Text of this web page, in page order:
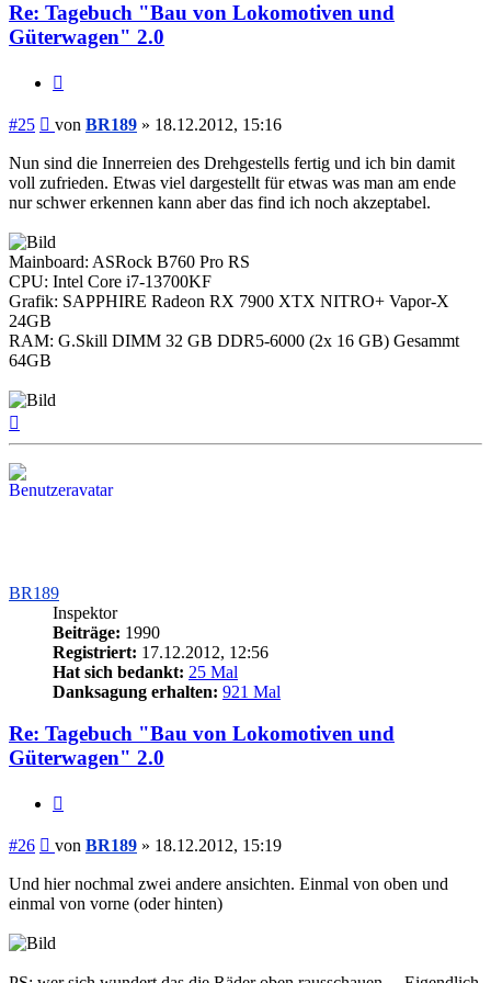
Re: Tagebuch "Bau von Lokomotiven und
Güterwagen" 2.0
#25 Beitrag
von BR189 » 18.12.2012, 15:16
Nun sind die Innerreien des Drehgestells fertig und ich bin damit
voll zufrieden. Etwas viel dargestellt für etwas was man am ende
nur schwer erkennen kann aber das find ich noch akzeptabel.
Mainboard: ASRock B760 Pro RS
CPU: Intel Core i7-13700KF
Grafik: SAPPHIRE Radeon RX 7900 XTX NITRO+ Vapor-X
24GB
RAM: G.Skill DIMM 32 GB DDR5-6000 (2x 16 GB) Gesammt
64GB
BR189
Inspektor
Beiträge: 1990
Registriert: 17.12.2012, 12:56
Hat sich bedankt: 25 Mal
Danksagung erhalten: 921 Mal
Re: Tagebuch "Bau von Lokomotiven und
Güterwagen" 2.0
#26 Beitrag
von BR189 » 18.12.2012, 15:19
Und hier nochmal zwei andere ansichten. Einmal von oben und
einmal von vorne (oder hinten)